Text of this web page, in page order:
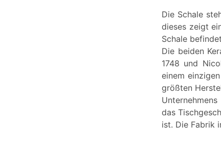
Die Schale
dieses zeigt
Schale
Die beiden
1748 und
einem
größten
das
ist. Die Fabrik